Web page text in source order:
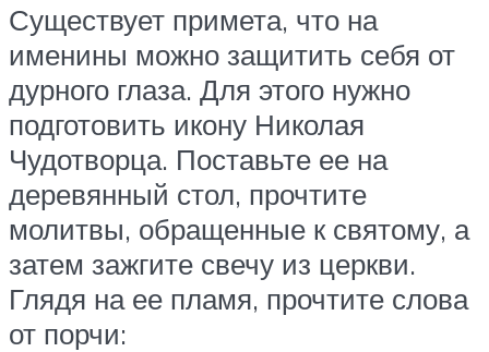
Существует примета, что на
именины можно защитить себя от
дурного глаза. Для этого нужно
подготовить икону Николая
Чудотворца. Поставьте ее на
деревянный стол, прочтите
молитвы, обращенные к святому, а
затем зажгите свечу из церкви.
Глядя на ее пламя, прочтите слова
от порчи: